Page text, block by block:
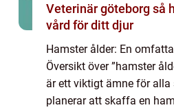
Veterinär göteborg så hittar du rätt
vård för ditt djur
Hamster ålder: En
Översikt över ”hamster
är ett viktigt ämne för alla
planerar att skaffa en